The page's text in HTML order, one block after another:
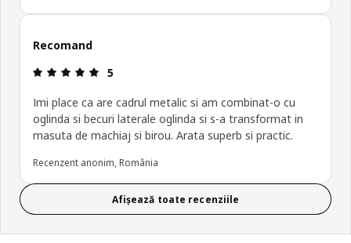
Recomand
Prezentare generală: 5 din 5 stele
5
Imi place ca are cadrul metalic si am combinat-o cu
oglinda si becuri laterale oglinda si s-a transformat in
masuta de machiaj si birou. Arata superb si practic.
Recenzent anonim, România
Afișează toate recenziile